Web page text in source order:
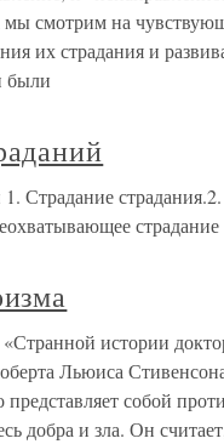
мы смотрим на
их страдания и
были
Страдание
страдание
истории
Льюиса
представляет собой
добра и зла. Он